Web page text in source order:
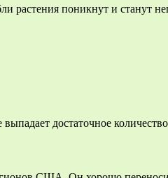
растения поникнут и станут
достаточное